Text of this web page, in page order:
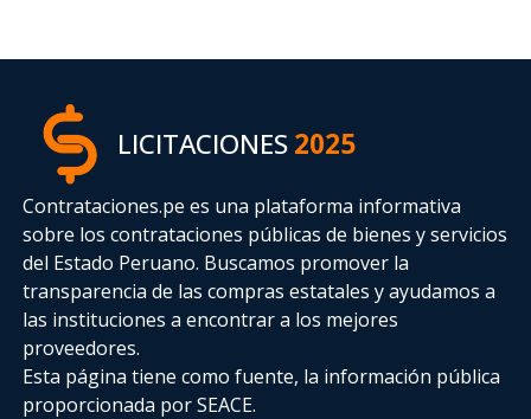
LICITACIONES2025
Contrataciones.pe es una plataforma informativa
sobre los contrataciones públicas de bienes y servicios
del Estado Peruano. Buscamos promover la
transparencia de las compras estatalesy ayudamos a
las instituciones a encontrar a los mejores
proveedores.
Esta página tiene como fuente, la información pública
proporcionada por SEACE.